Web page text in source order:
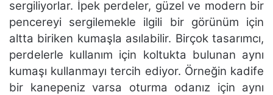
sergiliyorlar. İpek perdeler, güzel ve modern bir
pencereyi sergilemekle ilgili bir görünüm için
altta biriken kumaşla asılabilir. Birçok tasarımcı,
perdelerle kullanım için koltukta bulunan aynı
kumaşı kullanmayı tercih ediyor. Örneğin kadife
bir kanepeniz varsa oturma odanız için aynı